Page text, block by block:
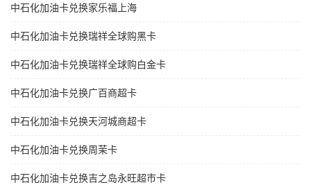
中石化加油卡兑换家乐福上海
中石化加油卡兑换瑞祥全球购黑卡
中石化加油卡兑换瑞祥全球购白金卡
中石化加油卡兑换广百商超卡
中石化加油卡兑换天河城商超卡
中石化加油卡兑换周茉卡
中石化加油卡兑换吉之岛永旺超市卡